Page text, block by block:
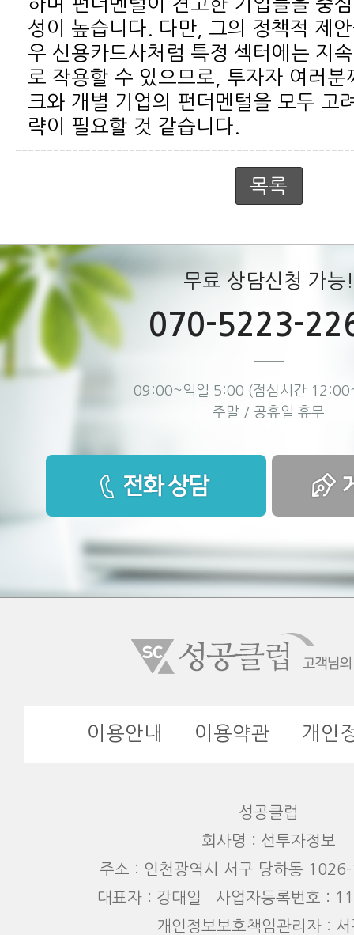
략이 필요할 것 같습니다.
목록
무료 상담신청 가능!
070-5223-
09:00~익일 5:00 (점심시간
주말 / 공휴일 휴무
이용안내 이용약관 개인
성공클럽
회사명 : 선투자정보
주소 : 인천광역시 서구 당하동
대표자 : 강대일 사업자등록번호 :
개인정보보호책임관리자 : 서